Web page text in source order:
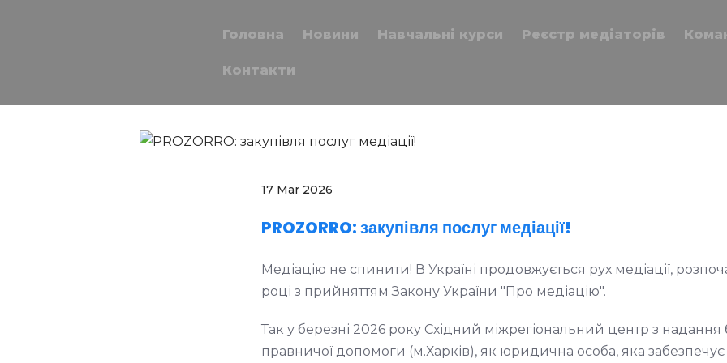
Головна Новини Навчальні курси Реєстр медіаторів
Контакти
17 Mar 2026
PROZORRO: закупівля послуг медіації!
Медіацію не спинити! В Україні продовжується рух медіації,
році з прийняттям Закону України "Про медіацію".
Так у березні 2026 року Східний міжрегіональний центр з надання
правничої допомоги (м.Харків), як юридична особа, яка